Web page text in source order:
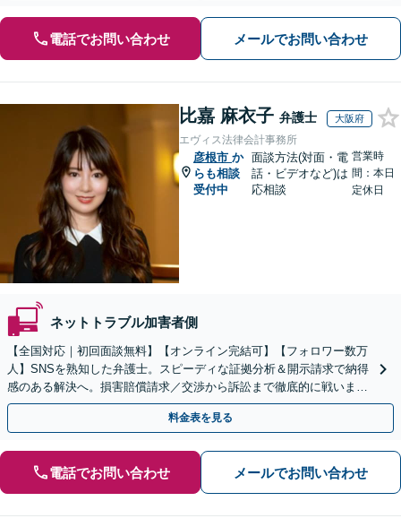
電話でお問い合わせ メールでお問い合わせ
比嘉 麻衣子 弁護士 大阪府
エヴィス法律会計事務所
彦根市 か
らも相談
受付中
面談方法(対面・電
話・ビデオなど)は
応相談
営業時
間：本日
定休日
ネットトラブル加害者側
【全国対応｜初回面談無料】【オンライン完結可】【フォロワー数万
人】SNSを熟知した弁護士。スピーディな証拠分析＆開示請求で納得
感のある解決へ。損害賠償請求／交渉から訴訟まで徹底的に戦いま
す。意見照会書が届いた方もご相談ください【休日対応】
料金表を見る
電話でお問い合わせ メールでお問い合わせ